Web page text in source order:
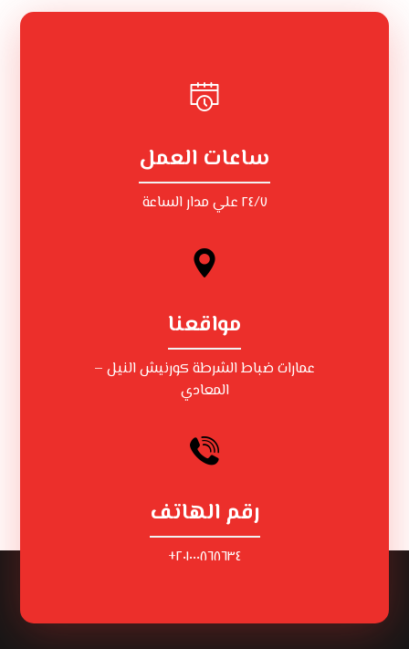
ساعات العمل
٢٤/٧ علي مدار الساعة
مواقعنا
عمارات ضباط الشرطة كورنيش النيل –
المعادي
رقم الهاتف
٢٠١٠٠٠٨٦٨٦٣٤+